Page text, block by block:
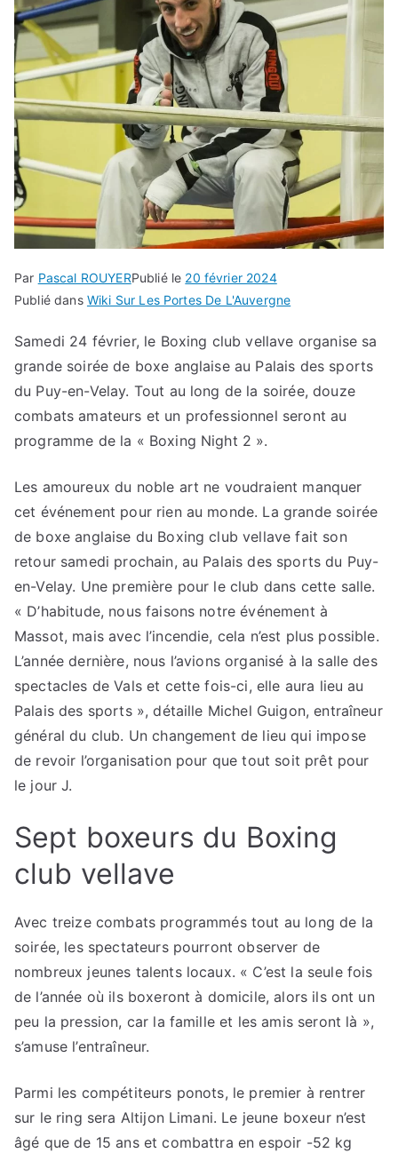
Par Pascal ROUYERPublié le 20 février 2024
Publié dans Wiki Sur Les Portes De L'Auvergne
Samedi 24 février, le Boxing club vellave organise sa
grande soirée de boxe anglaise au Palais des sports
du Puy-en-Velay. Tout au long de la soirée, douze
combats amateurs et un professionnel seront au
programme de la « Boxing Night 2 ».
Les amoureux du noble art ne voudraient manquer
cet événement pour rien au monde. La grande soirée
de boxe anglaise du Boxing club vellave fait son
retour samedi prochain, au Palais des sports du Puy-
en-Velay. Une première pour le club dans cette salle.
« D’habitude, nous faisons notre événement à
Massot, mais avec l’incendie, cela n’est plus possible.
L’année dernière, nous l’avions organisé à la salle des
spectacles de Vals et cette fois-ci, elle aura lieu au
Palais des sports », détaille Michel Guigon, entraîneur
général du club. Un changement de lieu qui impose
de revoir l’organisation pour que tout soit prêt pour
le jour J.
Sept boxeurs du Boxing
club vellave
Avec treize combats programmés tout au long de la
soirée, les spectateurs pourront observer de
nombreux jeunes talents locaux. « C’est la seule fois
de l’année où ils boxeront à domicile, alors ils ont un
peu la pression, car la famille et les amis seront là »,
s’amuse l’entraîneur.
Parmi les compétiteurs ponots, le premier à rentrer
sur le ring sera Altijon Limani. Le jeune boxeur n’est
âgé que de 15 ans et combattra en espoir -52 kg